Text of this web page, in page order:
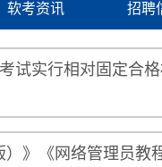
软考资讯 招聘
试实行相对固定合
）》《网络管理员教